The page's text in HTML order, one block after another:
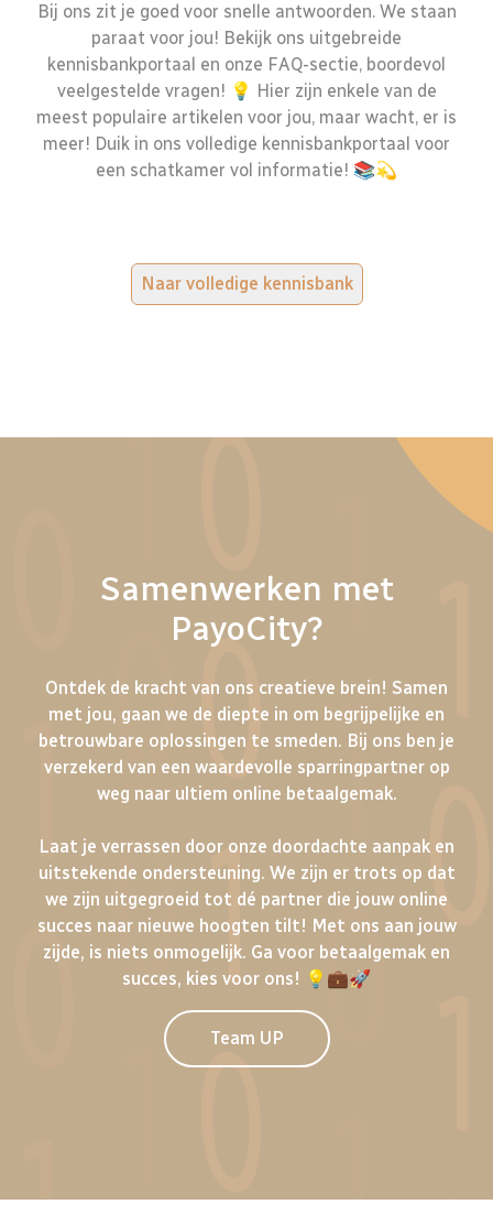
Bij ons zit je goed voor snelle antwoorden. We staan
paraat voor jou! Bekijk ons uitgebreide
kennisbankportaal en onze FAQ-sectie, boordevol
veelgestelde vragen! 💡 Hier zijn enkele van de
meest populaire artikelen voor jou, maar wacht, er is
meer! Duik in ons volledige kennisbankportaal voor
een schatkamer vol informatie! 📚💫
Naar volledige kennisbank
Samenwerken met
PayoCity?
Ontdek de kracht van ons creatieve brein! Samen
met jou, gaan we de diepte in om begrijpelijke en
betrouwbare oplossingen te smeden. Bij ons ben je
verzekerd van een waardevolle sparringpartner op
weg naar ultiem online betaalgemak.
Laat je verrassen door onze doordachte aanpak en
uitstekende ondersteuning. We zijn er trots op dat
we zijn uitgegroeid tot dé partner die jouw online
succes naar nieuwe hoogten tilt! Met ons aan jouw
zijde, is niets onmogelijk. Ga voor betaalgemak en
succes, kies voor ons! 💡💼🚀
Team UP